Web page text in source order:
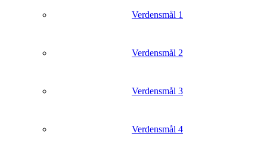
Verdensmål 1
Verdensmål 2
Verdensmål 3
Verdensmål 4